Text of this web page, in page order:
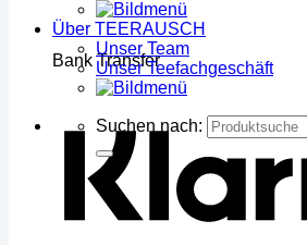
Bank Transfer
Über TEERAUSCH
Unser Team
Unser Teefachgeschäft
Suchen nach: